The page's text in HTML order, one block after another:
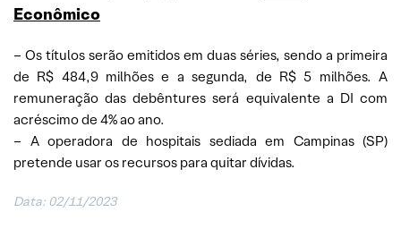
Econômico
– Os títulos serão emitidos em duas séries, sendo a primeira
de R$ 484,9 milhões e a segunda, de R$ 5 milhões. A
remuneração das debêntures será equivalente a DI com
acréscimo de 4% ao ano.
– A operadora de hospitais sediada em Campinas (SP)
pretende usar os recursos para quitar dívidas.
Data: 02/11/2023